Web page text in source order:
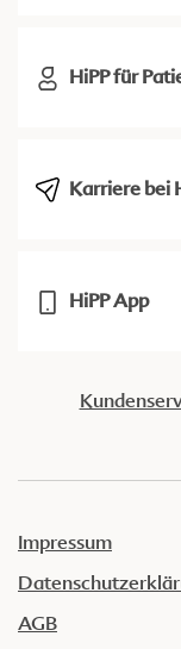
HiPP für
Karriere bei
HiPP App
Impressum
AGB